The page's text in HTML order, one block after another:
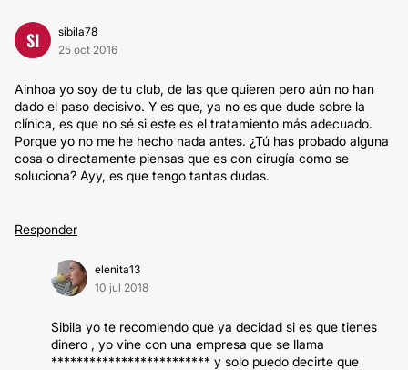
SI
sibila78
25 oct 2016
Ainhoa yo soy de tu club, de las que quieren pero aún no han
dado el paso decisivo. Y es que, ya no es que dude sobre la
clínica, es que no sé si este es el tratamiento más adecuado.
Porque yo no me he hecho nada antes. ¿Tú has probado alguna
cosa o directamente piensas que es con cirugía como se
soluciona? Ayy, es que tengo tantas dudas.
Responder
elenita13
10 jul 2018
Sibila yo te recomiendo que ya decidad si es que tienes
dinero , yo vine con una empresa que se llama
************************* y solo puedo decirte que